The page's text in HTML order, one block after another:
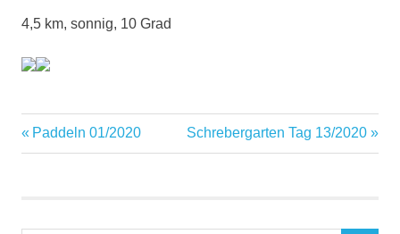
4,5 km, sonnig, 10 Grad
Beitragsnavigation
Vorheriger
Beitrag:
Paddeln 01/2020
Nächster
Beitrag:
Schrebergarten Tag 13/2020